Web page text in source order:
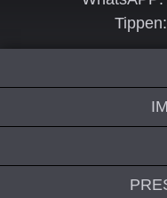
Tippen: